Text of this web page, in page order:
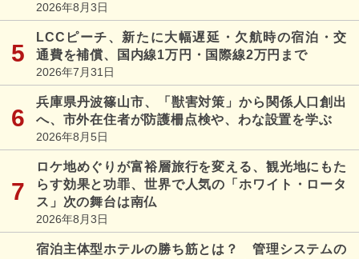
2026年8月3日
LCCピーチ、新たに大幅遅延・欠航時の宿泊・交
通費を補償、国内線1万円・国際線2万円まで
2026年7月31日
兵庫県丹波篠山市、「獣害対策」から関係人口創出
へ、市外在住者が防護柵点検や、わな設置を学ぶ
2026年8月5日
ロケ地めぐりが富裕層旅行を変える、観光地にもた
らす効果と功罪、世界で人気の「ホワイト・ロータ
ス」次の舞台は南仏
2026年8月3日
宿泊主体型ホテルの勝ち筋とは？ 管理システムの